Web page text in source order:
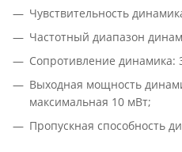
Чувствительность
Частотный диапазон
Сопротивление динамика:
Выходная мощность
максимальная 10 мВт;
Пропускная способность